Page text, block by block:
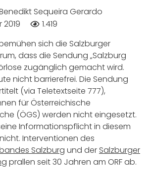
Sequeira Gerardo
2019
1.419
sich die Salzburger
dass die Sendung „Salzburg
zugänglich gemacht wird.
nicht barrierefrei. Die Sendung
(via Teletextseite 777),
für Österreichische
(ÖGS) werden nicht eingesetzt.
Informationspflicht in diesem
Interventionen des
Salzburg und der Salzburger
prallen seit 30 Jahren am ORF ab.